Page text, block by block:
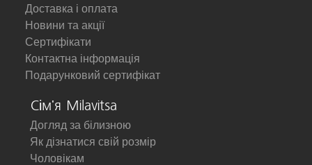
Доставка і оплата
Новини та акції
Сертифікати
Контактна інформація
Подарунковий сертифікат
Сім'я Milavitsa
Догляд за білизною
Як дізнатися свій розмір
Чоловікам